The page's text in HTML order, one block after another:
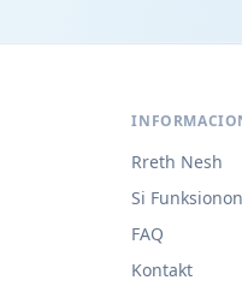
Rreth Nesh
Si Funksionon
FAQ
Kontakt